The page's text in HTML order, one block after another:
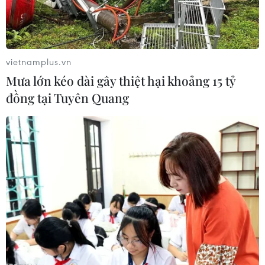
Cờ Liên minh châu Âu tại Brussels (Bỉ). (Ảnh: THX/TTXVN)
Tờ Wall Street Journal (Tạp chí Phố Wall) ngày
25/4 đưa tin các quan chức Mỹ đang chuẩn bị
một khuôn mẫu đàm phán thương mại mới,
theo đó sẽ thiết lập các điều khoản chung cho
vietnamplus.vn
Mưa lớn kéo dài gây thiệt hại khoảng 15 tỷ
đồng tại Tuyên Quang